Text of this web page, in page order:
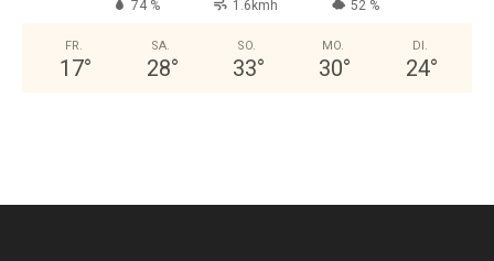
74 % 1.6kmh 52 %
FR.
17°
SA.
28°
SO.
33°
MO.
30°
DI.
24°